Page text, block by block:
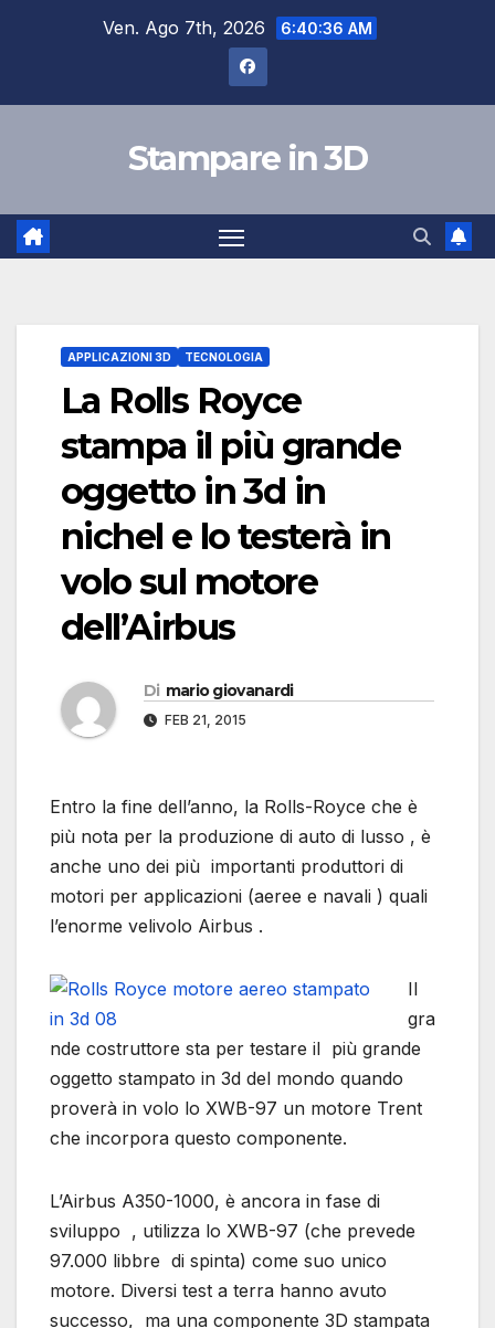
Ven. Ago 7th, 2026 6:40:37 AM
Stampare in 3D
APPLICAZIONI 3D TECNOLOGIA
La Rolls Royce
stampa il più grande
oggetto in 3d in
nichel e lo testerà in
volo sul motore
dell’Airbus
Di mario giovanardi
FEB 21, 2015
Entro la fine dell’anno, la Rolls-Royce che è
più nota per la produzione di auto di lusso , è
anche uno dei più importanti produttori di
motori per applicazioni (aeree e navali ) quali
l’enorme velivolo Airbus .
Il
gra
nde costruttore sta per testare il più grande
oggetto stampato in 3d del mondo quando
proverà in volo lo XWB-97 un motore Trent
che incorpora questo componente.
L’Airbus A350-1000, è ancora in fase di
sviluppo , utilizza lo XWB-97 (che prevede
97.000 libbre di spinta) come suo unico
motore. Diversi test a terra hanno avuto
successo, ma una componente 3D stampata